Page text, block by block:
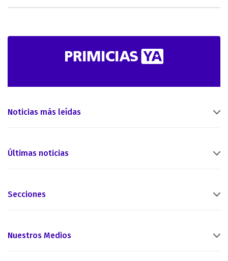
Noticias más leídas
Últimas noticias
Secciones
Nuestros Medios